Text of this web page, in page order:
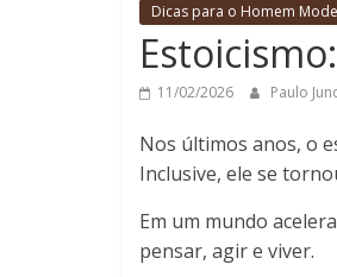
Dicas para o Homem
11/02/2026 Paulo
Nos últimos anos, o
Inclusive, ele se
Em um mundo
pensar, agir e viver.